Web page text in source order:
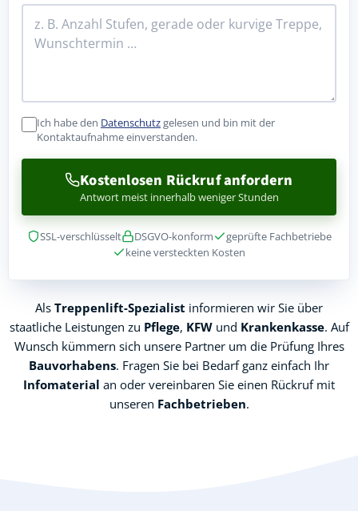
Ich habe den Datenschutzgelesen und bin mit der
Kontaktaufnahme einverstanden.
Kostenlosen Rückruf anfordern
Antwort meist innerhalb weniger Stunden
SSL-verschlüsselt DSGVO-konform
geprüfte Fachbetriebe
keine versteckten Kosten
Als Treppenlift-Spezialist informieren wir Sie über
staatliche Leistungen zu Pflege, KFWund Krankenkasse. Auf
Wunsch kümmern sich unsere Partner um die Prüfung Ihres
Bauvorhabens. Fragen Sie bei Bedarf ganz einfach Ihr
Infomaterial an oder vereinbaren Sie einen Rückruf mit
unseren Fachbetrieben.